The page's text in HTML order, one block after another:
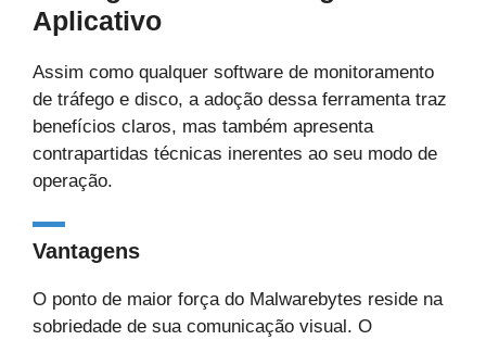
Aplicativo
Assim como qualquer software de monitoramento
de tráfego e disco, a adoção dessa ferramenta traz
benefícios claros, mas também apresenta
contrapartidas técnicas inerentes ao seu modo de
operação.
Vantagens
O ponto de maior força do Malwarebytes reside na
sobriedade de sua comunicação visual. O